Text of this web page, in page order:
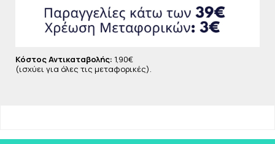
Κόστος Αντικαταβολής: 1,90€
(ισχύει για όλες τις μεταφορικές).